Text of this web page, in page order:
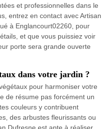
et professionnelles dans le
entrez en contact avec Artisan
à Englancourt02260, pour
et que vous puissiez voir
porte sera grande ouverte
dans votre jardin ?
pour harmoniser votre
de résume pas forcément un
couleurs y contribuent
des arbustes fleurissants ou